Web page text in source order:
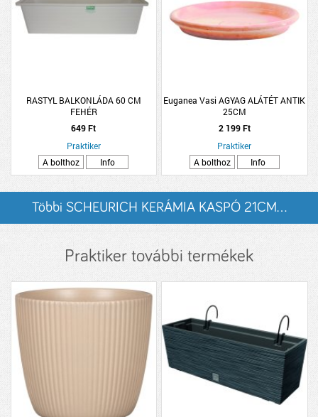
RASTYL BALKONLÁDA 60 CM
FEHÉR
649 Ft
Praktiker
A bolthoz
Info
Euganea Vasi AGYAG ALÁTÉT ANTIK
25CM
2 199 Ft
Praktiker
A bolthoz
Info
Többi SCHEURICH KERÁMIA KASPÓ 21CM...
Praktiker további termékek